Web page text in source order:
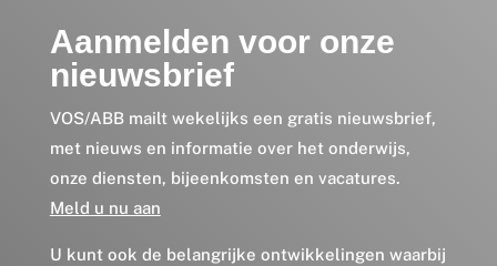
Aanmelden voor onze
nieuwsbrief
VOS/ABB mailt wekelijks een gratis nieuwsbrief,
met nieuws en informatie over het onderwijs,
onze diensten, bijeenkomsten en vacatures.
Meld u nu aan
U kunt ook de belangrijke ontwikkelingen waarbij